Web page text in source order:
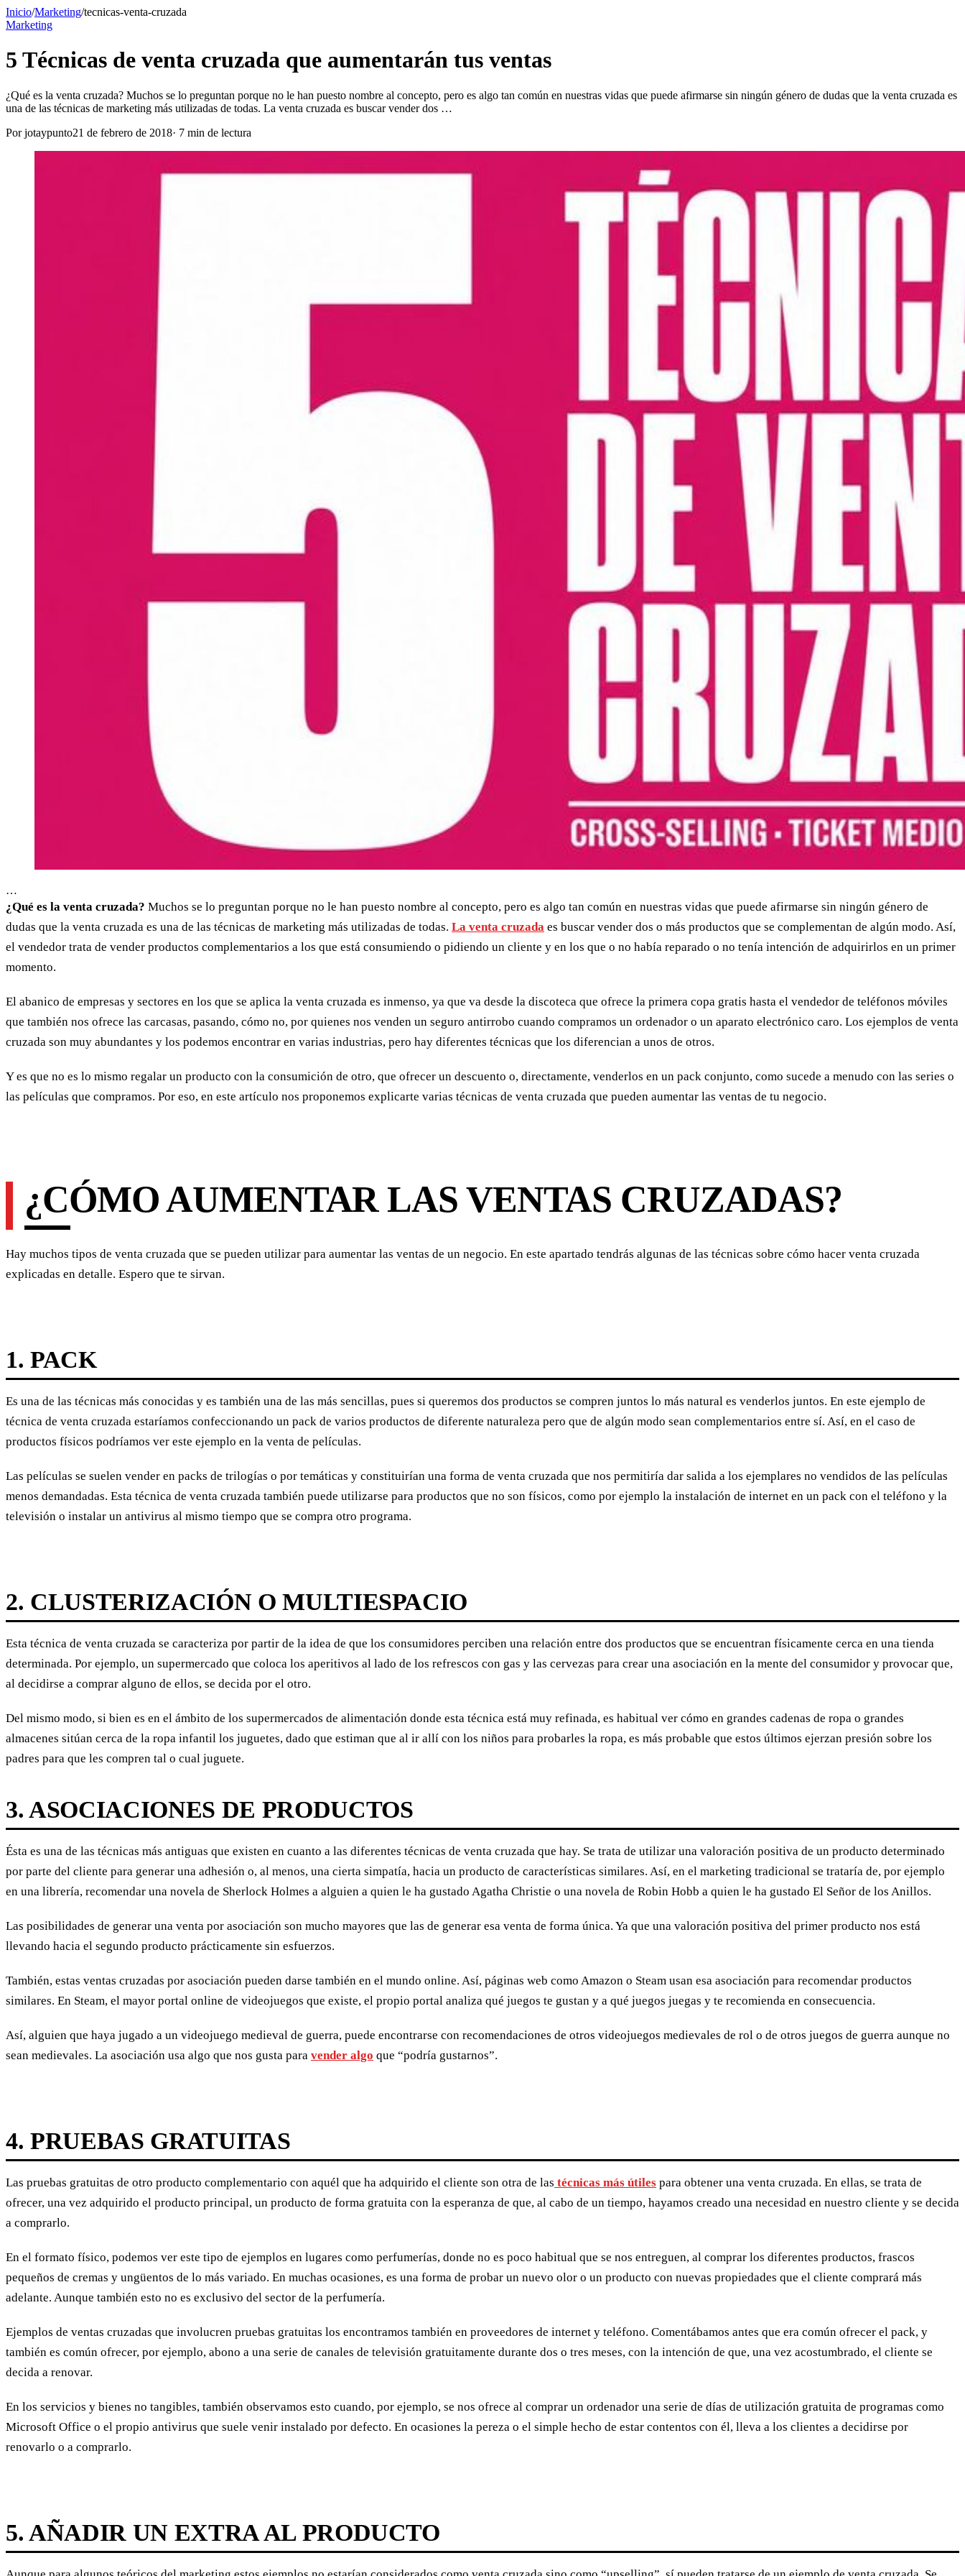
Inicio/Marketing/tecnicas-venta-cruzada
Marketing
5 Técnicas de venta cruzada que aumentarán tus ventas
¿Qué es la venta cruzada? Muchos se lo preguntan porque no le han puesto nombre al concepto, pero es algo tan común en nuestras vidas que puede afirmarse sin ningún género de dudas que la venta cruzada es
una de las técnicas de marketing más utilizadas de todas. La venta cruzada es buscar vender dos …
Porjotaypunto21 de febrero de 2018· 7 min de lectura
…
¿Qué es la venta cruzada? Muchos se lo preguntan porque no le han puesto nombre al concepto, pero es algo tan común en nuestras vidas que puede afirmarse sin ningún género de
dudas que la venta cruzada es una de las técnicas de marketing más utilizadas de todas. La venta cruzada es buscar vender dos o más productos que se complementan de algún modo. Así,
el vendedor trata de vender productos complementarios a los que está consumiendo o pidiendo un cliente y en los que o no había reparado o no tenía intención de adquirirlos en un primer
momento.
El abanico de empresas y sectores en los que se aplica la venta cruzada es inmenso, ya que va desde la discoteca que ofrece la primera copa gratis hasta el vendedor de teléfonos móviles
que también nos ofrece las carcasas, pasando, cómo no, por quienes nos venden un seguro antirrobo cuando compramos un ordenador o un aparato electrónico caro. Los ejemplos de venta
cruzada son muy abundantes y los podemos encontrar en varias industrias, pero hay diferentes técnicas que los diferencian a unos de otros.
Y es que no es lo mismo regalar un producto con la consumición de otro, que ofrecer un descuento o, directamente, venderlos en un pack conjunto, como sucede a menudo con las series o
las películas que compramos. Por eso, en este artículo nos proponemos explicarte varias técnicas de venta cruzada que pueden aumentar las ventas de tu negocio.
¿CÓMO AUMENTAR LAS VENTAS CRUZADAS?
Hay muchos tipos de venta cruzada que se pueden utilizar para aumentar las ventas de un negocio. En este apartado tendrás algunas de las técnicas sobre cómo hacer venta cruzada
explicadas en detalle. Espero que te sirvan.
1. PACK
Es una de las técnicas más conocidas y es también una de las más sencillas, pues si queremos dos productos se compren juntos lo más natural es venderlos juntos. En este ejemplo de
técnica de venta cruzada estaríamos confeccionando un pack de varios productos de diferente naturaleza pero que de algún modo sean complementarios entre sí. Así, en el caso de
productos físicos podríamos ver este ejemplo en la venta de películas.
Las películas se suelen vender en packs de trilogías o por temáticas y constituirían una forma de venta cruzada que nos permitiría dar salida a los ejemplares no vendidos de las películas
menos demandadas. Esta técnica de venta cruzada también puede utilizarse para productos que no son físicos, como por ejemplo la instalación de internet en un pack con el teléfono y la
televisión o instalar un antivirus al mismo tiempo que se compra otro programa.
2. CLUSTERIZACIÓN O MULTIESPACIO
Esta técnica de venta cruzada se caracteriza por partir de la idea de que los consumidores perciben una relación entre dos productos que se encuentran físicamente cerca en una tienda
determinada. Por ejemplo, un supermercado que coloca los aperitivos al lado de los refrescos con gas y las cervezas para crear una asociación en la mente del consumidor y provocar que,
al decidirse a comprar alguno de ellos, se decida por el otro.
Del mismo modo, si bien es en el ámbito de los supermercados de alimentación donde esta técnica está muy refinada, es habitual ver cómo en grandes cadenas de ropa o grandes
almacenes sitúan cerca de la ropa infantil los juguetes, dado que estiman que al ir allí con los niños para probarles la ropa, es más probable que estos últimos ejerzan presión sobre los
padres para que les compren tal o cual juguete.
3. ASOCIACIONES DE PRODUCTOS
Ésta es una de las técnicas más antiguas que existen en cuanto a las diferentes técnicas de venta cruzada que hay. Se trata de utilizar una valoración positiva de un producto determinado
por parte del cliente para generar una adhesión o, al menos, una cierta simpatía, hacia un producto de características similares. Así, en el marketing tradicional se trataría de, por ejemplo
en una librería, recomendar una novela de Sherlock Holmes a alguien a quien le ha gustado Agatha Christie o una novela de Robin Hobb a quien le ha gustado El Señor de los Anillos.
Las posibilidades de generar una venta por asociación son mucho mayores que las de generar esa venta de forma única. Ya que una valoración positiva del primer producto nos está
llevando hacia el segundo producto prácticamente sin esfuerzos.
También, estas ventas cruzadas por asociación pueden darse también en el mundo online. Así, páginas web como Amazon o Steam usan esa asociación para recomendar productos
similares. En Steam, el mayor portal online de videojuegos que existe, el propio portal analiza qué juegos te gustan y a qué juegos juegas y te recomienda en consecuencia.
Así, alguien que haya jugado a un videojuego medieval de guerra, puede encontrarse con recomendaciones de otros videojuegos medievales de rol o de otros juegos de guerra aunque no
sean medievales. La asociación usa algo que nos gusta para vender algo que “podría gustarnos”.
4. PRUEBAS GRATUITAS
Las pruebas gratuitas de otro producto complementario con aquél que ha adquirido el cliente son otra de las técnicas más útiles para obtener una venta cruzada. En ellas, se trata de
ofrecer, una vez adquirido el producto principal, un producto de forma gratuita con la esperanza de que, al cabo de un tiempo, hayamos creado una necesidad en nuestro cliente y se decida
a comprarlo.
En el formato físico, podemos ver este tipo de ejemplos en lugares como perfumerías, donde no es poco habitual que se nos entreguen, al comprar los diferentes productos, frascos
pequeños de cremas y ungüentos de lo más variado. En muchas ocasiones, es una forma de probar un nuevo olor o un producto con nuevas propiedades que el cliente comprará más
adelante. Aunque también esto no es exclusivo del sector de la perfumería.
Ejemplos de ventas cruzadas que involucren pruebas gratuitas los encontramos también en proveedores de internet y teléfono. Comentábamos antes que era común ofrecer el pack, y
también es común ofrecer, por ejemplo, abono a una serie de canales de televisión gratuitamente durante dos o tres meses, con la intención de que, una vez acostumbrado, el cliente se
decida a renovar.
En los servicios y bienes no tangibles, también observamos esto cuando, por ejemplo, se nos ofrece al comprar un ordenador una serie de días de utilización gratuita de programas como
Microsoft Office o el propio antivirus que suele venir instalado por defecto. En ocasiones la pereza o el simple hecho de estar contentos con él, lleva a los clientes a decidirse por
renovarlo o a comprarlo.
5. AÑADIR UN EXTRA AL PRODUCTO